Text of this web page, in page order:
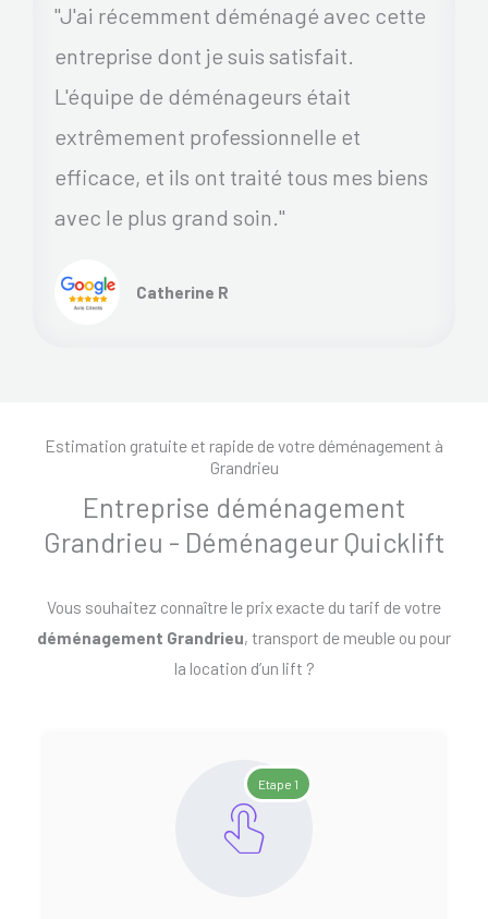
"J'ai récemment déménagé avec cette
entreprise dont je suis satisfait.
L'équipe de déménageurs était
extrêmement professionnelle et
efficace, et ils ont traité tous mes biens
avec le plus grand soin."
Catherine R
Estimation gratuite et rapide de votre déménagement à
Grandrieu
Entreprise déménagement
Grandrieu - Déménageur Quicklift
Vous souhaitez connaître le prix exacte du tarif de votre
déménagement Grandrieu, transport de meuble ou pour
la location d’un lift ?
Etape 1